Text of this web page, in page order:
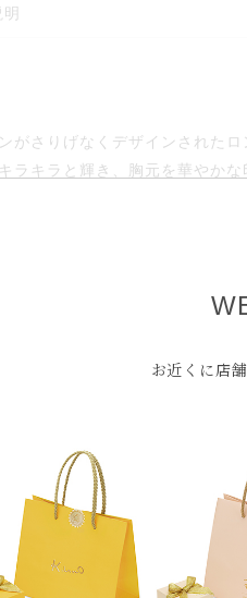
がさりげなくデザインされたロ
ラキラと輝き、胸元を華やかな
た「ミッキー」が、日常の中で
ー環付き / 60cmに調節可）
厚み約0.5mm
お近くに店